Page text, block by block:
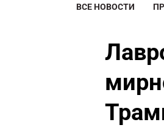
ВСЕ НОВОСТИ